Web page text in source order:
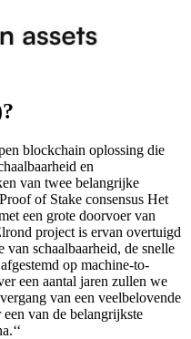
blockchain oplossing die
en
van twee belangrijke
of Stake consensus Het
een grote doorvoer van
project is ervan overtuigd
schaalbaarheid, de snelle
op machine-to-
een aantal jaren zullen we
van een veelbelovende
van de belangrijkste